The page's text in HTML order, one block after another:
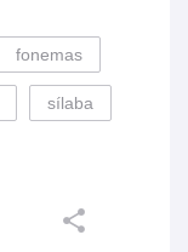
fonemas
sílaba